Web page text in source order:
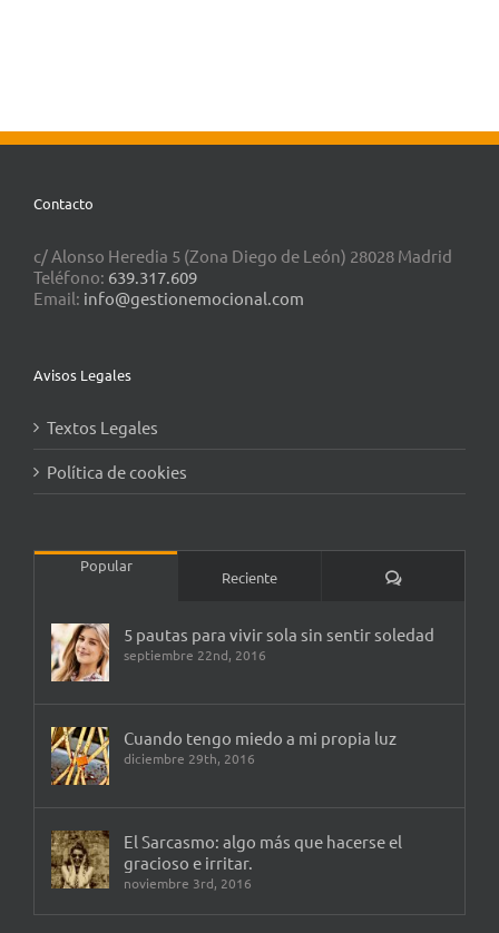
Contacto
c/ Alonso Heredia 5 (Zona Diego de León) 28028 Madrid
Teléfono: 639.317.609
Email: info@gestionemocional.com
Avisos Legales
Textos Legales
Política de cookies
Popular
Reciente Comentarios
5 pautas para vivir sola sin sentir soledad
septiembre 22nd, 2016
Cuando tengo miedo a mi propia luz
diciembre 29th, 2016
El Sarcasmo: algo más que hacerse el
gracioso e irritar.
noviembre 3rd, 2016